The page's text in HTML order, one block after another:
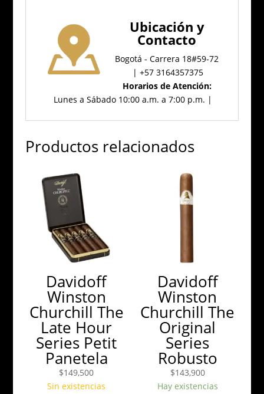
Ubicación y
Contacto
Bogotá - Carrera 18#59-72
| +57 3164357375
Horarios de Atención:
Lunes a Sábado 10:00 a.m. a 7:00 p.m. |
Productos relacionados
Davidoff
Winston
Churchill The
Late Hour
Series Petit
Panetela
$149,500
Sin existencias
Davidoff
Winston
Churchill The
Original
Series
Robusto
$143,900
Hay existencias